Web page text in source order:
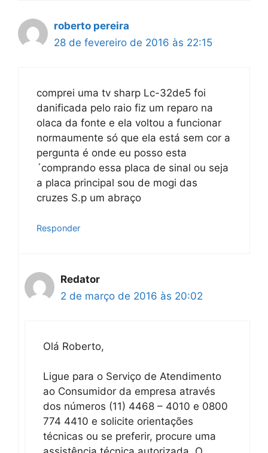
roberto pereira
28 de fevereiro de 2016 às 22:15
comprei uma tv sharp Lc-32de5 foi
danificada pelo raio fiz um reparo na
olaca da fonte e ela voltou a funcionar
normaumente só que ela está sem cor a
pergunta é onde eu posso esta
´comprando essa placa de sinal ou seja
a placa principal sou de mogi das
cruzes S.p um abraço
Responder
Redator
2 de março de 2016 às 20:02
Olá Roberto,
Ligue para o Serviço de Atendimento
ao Consumidor da empresa através
dos números (11) 4468 – 4010 e 0800
774 4410 e solicite orientações
técnicas ou se preferir, procure uma